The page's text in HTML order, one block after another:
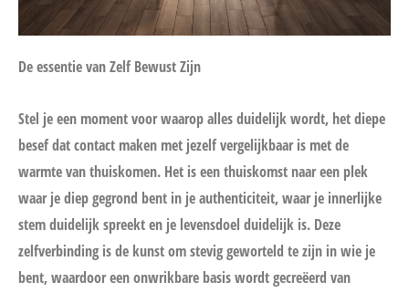
De essentie van Zelf Bewust Zijn
Stel je een moment voor waarop alles duidelijk wordt, het diepe
besef dat contact maken met jezelf vergelijkbaar is met de
warmte van thuiskomen. Het is een thuiskomst naar een plek
waar je diep gegrond bent in je authenticiteit, waar je innerlijke
stem duidelijk spreekt en je levensdoel duidelijk is. Deze
zelfverbinding is de kunst om stevig geworteld te zijn in wie je
bent, waardoor een onwrikbare basis wordt gecreëerd van